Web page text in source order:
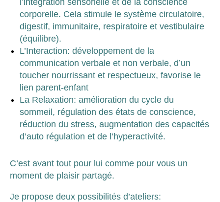
l’intégration sensorielle et de la conscience
corporelle. Cela stimule le système circulatoire,
digestif, immunitaire, respiratoire et vestibulaire
(équilibre).
L’Interaction: développement de la
communication verbale et non verbale, d’un
toucher nourrissant et respectueux, favorise le
lien parent-enfant
La Relaxation: amélioration du cycle du
sommeil, régulation des états de conscience,
réduction du stress, augmentation des capacités
d’auto régulation et de l’hyperactivité.
C’est avant tout pour lui comme pour vous un
moment de plaisir partagé.
Je propose deux possibilités d’ateliers: